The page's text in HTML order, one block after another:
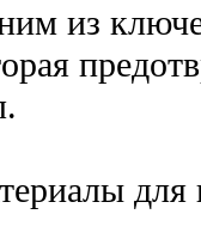
из
для